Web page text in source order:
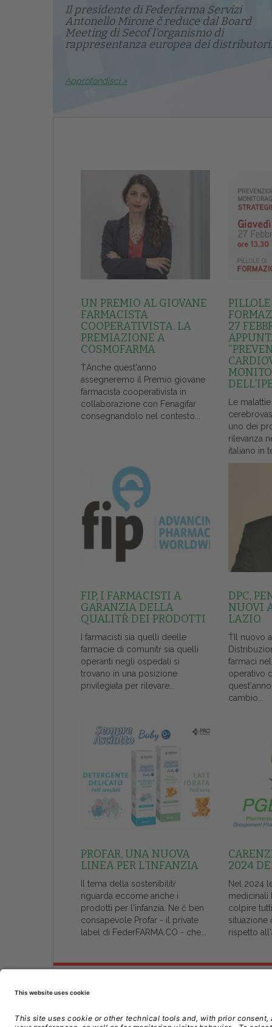
Il presidente di Federfarma Servizi
Antonello Mirone č reduce dal Board
Meeting di Secof l'organismo di
rappresentanza europea dei
Approfondisci >
UN PREMIO AL GIOVANE
FARMACISTA
COOPERATIVISTA. LA
PREMIAZIONE A
COSMOFARMA
ŤAnche quest'anno
assegneremo il Premio giovane
farmacista cooperativista in
collaborazione con Fenagifar
consegnandolo nel contesto...
27
Le
uno dei
rilevanza
italiano in
FIP, I FARMACISTI A
GARANZIA DELLA
QUALITŔ DEI PRODOTTI
I farmacisti sia quelli deelle
farmacie di comunitŕ sia quelli
operanti negli ospedali si
trovano in una posizione
privilegiata per rilevare...
DPC,
NUOVI
LAZIO
ŤIl nuovo
farmaci
operativo
cambio...
PROFAR, UNA NUOVA
LINEA PER L’INFANZIA
Il tema della sostenibilitŕ
riguarda eccome anche i
prodotti per l'infanzia. Ne č ben
consapevole Profar - il private
label di FederFARMA.CO - che...
2024
Nel 2024
medicinali
colpire
situazione
rispetto